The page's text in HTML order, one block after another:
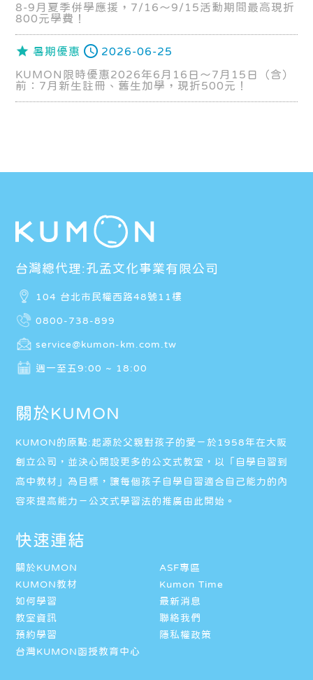
8-9月夏季併學應援，7/16～9/15活動期間最高現折
800元學費！
暑期優惠 2026-06-25
KUMON限時優惠2026年6月16日～7月15日（含）
前：7月新生註冊、舊生加學，現折500元！
台灣總代理:孔孟文化事業有限公司
104 台北市民權西路48號11樓
0800-738-899
service@kumon-km.com.tw
週一至五9:00 ~ 18:00
關於KUMON
KUMON的原點:起源於父親對孩子的愛－於1958年在大阪
創立公司，並決心開設更多的公文式教室，以「自學自習到
高中教材」為目標，讓每個孩子自學自習適合自己能力的內
容來提高能力－公文式學習法的推廣由此開始。
快速連結
關於KUMON
ASF專區
KUMON教材
Kumon Time
如何學習
最新消息
教室資訊
聯絡我們
預約學習
隱私權政策
台灣KUMON函授教育中心